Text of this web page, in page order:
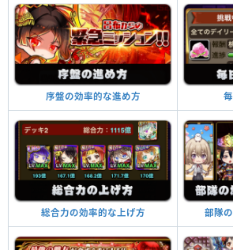
序盤の効率的な進め方
総合力の効率的な上げ方 部隊